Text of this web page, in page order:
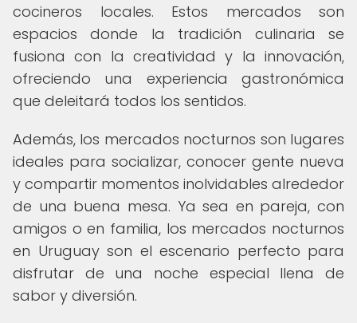
cocineros locales. Estos mercados son
espacios donde la tradición culinaria se
fusiona con la creatividad y la innovación,
ofreciendo una experiencia gastronómica
que deleitará todos los sentidos.
Además, los mercados nocturnos son lugares
ideales para socializar, conocer gente nueva
y compartir momentos inolvidables alrededor
de una buena mesa. Ya sea en pareja, con
amigos o en familia, los mercados nocturnos
en Uruguay son el escenario perfecto para
disfrutar de una noche especial llena de
sabor y diversión.